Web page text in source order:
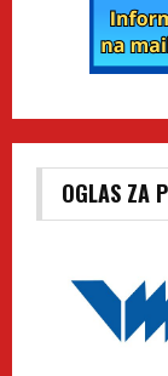
OGLAS ZA